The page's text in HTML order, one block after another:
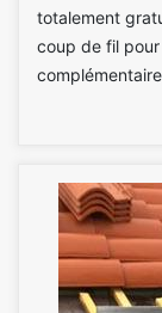
totalement
coup de fil